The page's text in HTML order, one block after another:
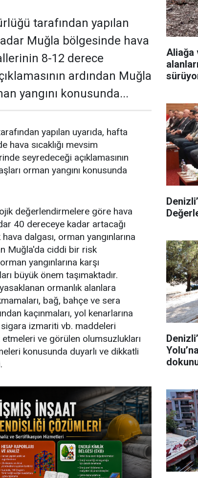
tarafından yapılan
Muğla bölgesinde hava
8-12 derece
ardından Muğla
yangını konusunda...
yapılan uyarıda, hafta
sıcaklığı mevsim
seyredeceği açıklamasının
orman yangını konusunda
değerlendirmelere göre hava
40 dereceye kadar artacağı
dalgası, orman yangınlarına
Muğla'da ciddi bir risk
yangınlarına karşı
büyük önem taşımaktadır.
ormanlık alanlara
bağ, bahçe ve sera
kaçınmaları, yol kenarlarına
izmariti vb. maddeleri
etmeleri ve görülen olumsuzlukları
konusunda duyarlı ve dikkatli
Aliağa